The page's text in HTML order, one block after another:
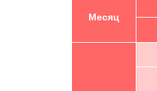
Месяц